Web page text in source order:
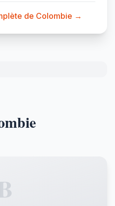
de Colombie →